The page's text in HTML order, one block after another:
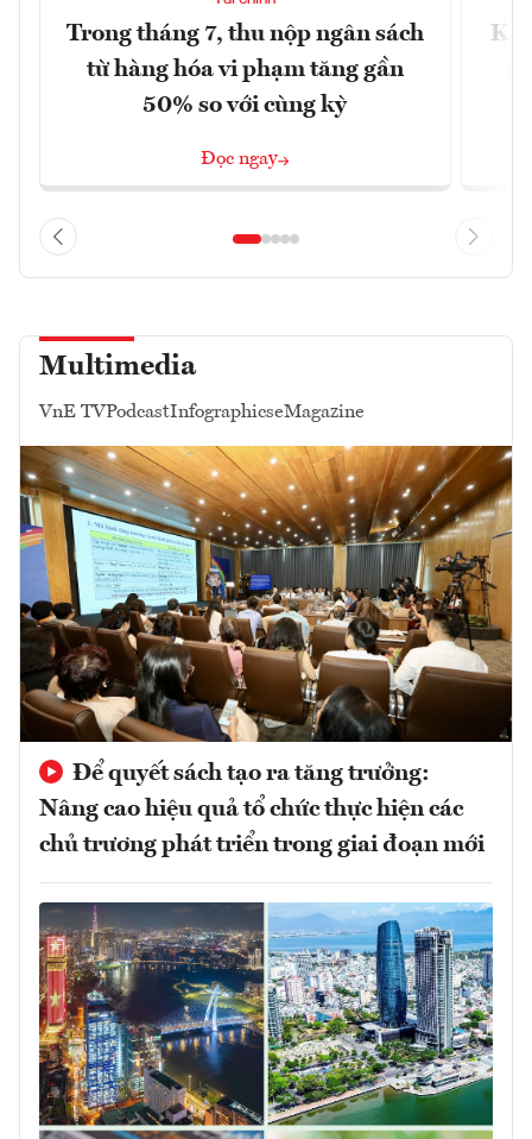
Trong tháng 7, thu nộp ngân sách
từ hàng hóa vi phạm tăng gần
50% so với cùng kỳ
Đọc ngay
Multimedia
VnE TVPodcastInfographicseMagazine
Để quyết sách tạo ra tăng trưởng:
Nâng cao hiệu quả tổ chức thực hiện các
chủ trương phát triển trong giai đoạn mới